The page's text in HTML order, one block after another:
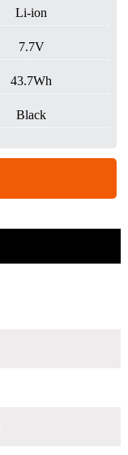
Li-ion
7.7V
43.7Wh
Black